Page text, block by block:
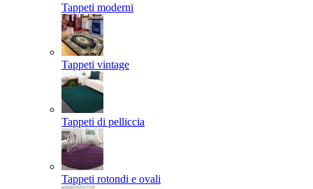
Tappeti moderni
Tappeti vintage
Tappeti di pelliccia
Tappeti rotondi e ovali